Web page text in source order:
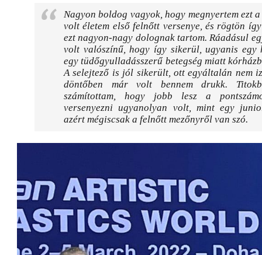
Nagyon boldog vagyok, hogy megnyertem ezt
volt életem első felnőtt versenye, és rögtön így
ezt nagyon-nagy dolognak tartom. Ráadásul
volt valószínű, hogy így sikerül, ugyanis egy
egy tüdőgyulladásszerű betegség miatt
A selejtező is jól sikerült, ott egyáltalán nem
döntőben már volt bennem drukk.
számítottam, hogy jobb lesz a
versenyezni ugyanolyan volt, mint egy
azért mégiscsak a felnőtt mezőnyről van szó.